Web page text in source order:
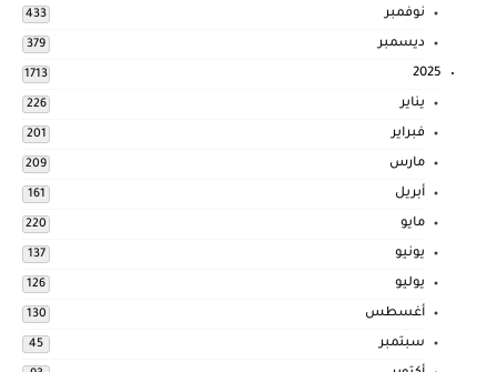
نوفمبر 433
ديسمبر 379
2025
1713
يناير 226
فبراير 201
مارس 209
أبريل 161
مايو 220
يونيو 137
يوليو 126
أغسطس 130
سبتمبر 45